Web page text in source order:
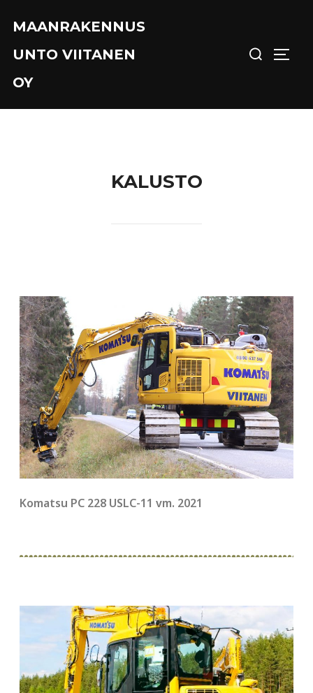
MAANRAKENNUS
UNTO VIITANEN
OY
KALUSTO
Komatsu PC 228 USLC-11 vm. 2021